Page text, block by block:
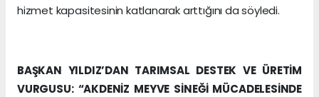
hizmet kapasitesinin katlanarak arttığını da söyledi.
BAŞKAN YILDIZ’DAN TARIMSAL DESTEK VE ÜRETİM
VURGUSU: “AKDENİZ MEYVE SİNEĞİ MÜCADELESİNDE